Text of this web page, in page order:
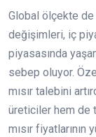
Global ölçekte de
değişimleri, iç
piyasasında
sebep oluyor.
mısır talebini
üreticiler hem de
mısır